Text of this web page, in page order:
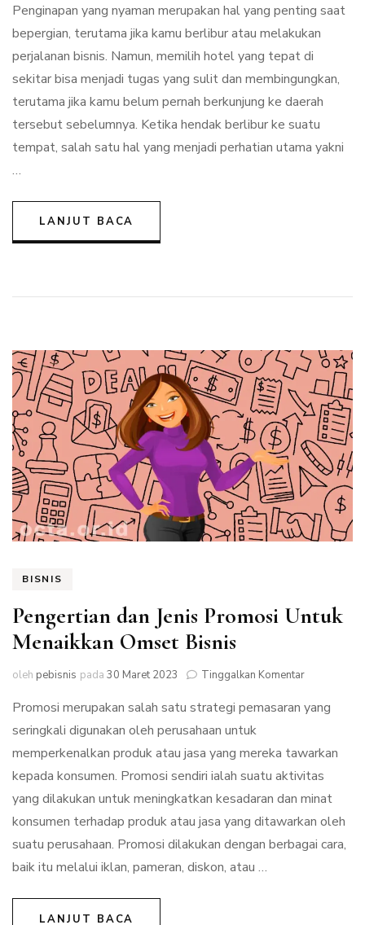
Situs
Cari
Hotel
Murah
Terbaik
Tips
Memilih
yang
Penginapan yang nyaman merupakan hal yang penting saat
bepergian, terutama jika kamu berlibur atau melakukan
perjalanan bisnis. Namun, memilih hotel yang tepat di
sekitar bisa menjadi tugas yang sulit dan membingungkan,
terutama jika kamu belum pernah berkunjung ke daerah
tersebut sebelumnya. Ketika hendak berlibur ke suatu
tempat, salah satu hal yang menjadi perhatian utama yakni
…
LANJUT BACA
BISNIS
Pengertian dan Jenis Promosi Untuk
Menaikkan Omset Bisnis
oleh pebisnis pada 30 Maret 2023 Tinggalkan Komentarpada
dan
Untuk
Menaikkan
Bisnis
Promosi merupakan salah satu strategi pemasaran yang
seringkali digunakan oleh perusahaan untuk
memperkenalkan produk atau jasa yang mereka tawarkan
kepada konsumen. Promosi sendiri ialah suatu aktivitas
yang dilakukan untuk meningkatkan kesadaran dan minat
konsumen terhadap produk atau jasa yang ditawarkan oleh
suatu perusahaan. Promosi dilakukan dengan berbagai cara,
baik itu melalui iklan, pameran, diskon, atau …
LANJUT BACA